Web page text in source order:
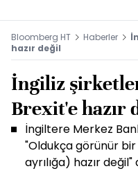
Bloomberg HT Haberler
hazır değil
İngiliz
Brexit'e hazır
İngiltere Merkez
"Oldukça görünür
ayrılığa) hazır değil"